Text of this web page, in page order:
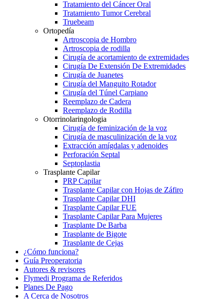
Tratamiento del Cáncer Oral
Tratamiento Tumor Cerebral
Truebeam
Ortopedía
Artroscopia de Hombro
Artroscopia de rodilla
Cirugía de acortamiento de extremidades
Cirugía De Extensión De Extremidades
Cirugía de Juanetes
Cirugía del Manguito Rotador
Cirugía del Túnel Carpiano
Reemplazo de Cadera
Reemplazo de Rodilla
Otorrinolaringologia
Cirugía de feminización de la voz
Cirugía de masculinización de la voz
Extracción amígdalas y adenoides
Perforación Septal
Septoplastia
Trasplante Capilar
PRP Capilar
Trasplante Capilar con Hojas de Záfiro
Trasplante Capilar DHI
Trasplante Capilar FUE
Trasplante Capilar Para Mujeres
Trasplante De Barba
Trasplante de Bigote
Trasplante de Cejas
¿Cómo funciona?
Guía Preoperatoria
Autores & revisores
Flymedi Programa de Referidos
Planes De Pago
A Cerca de Nosotros